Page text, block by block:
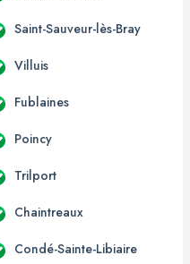
Saint-Sauveur-lès-Bray
Villuis
Fublaines
Poincy
Trilport
Chaintreaux
Condé-Sainte-Libiaire